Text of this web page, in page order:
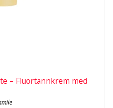
– Fluortannkrem med